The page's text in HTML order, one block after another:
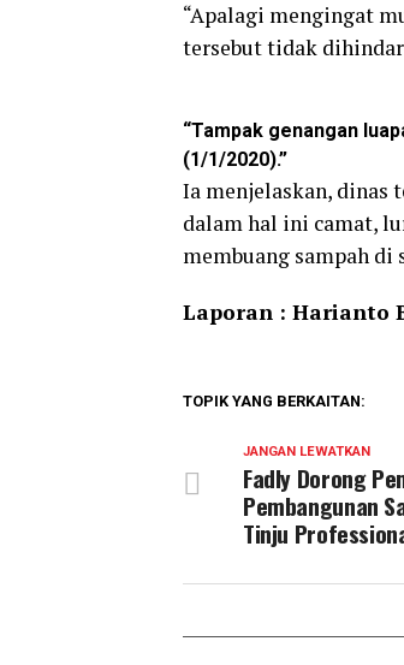
“Apalagi mengingat
tersebut tidak
“Tampak genangan
(1/1/2020).”
Ia menjelaskan, dinas
dalam hal ini camat,
membuang sampah di
Laporan : Harianto
TOPIK YANG BERKAITAN:
JANGAN LEWATKAN
Fadly Dorong
Pembangunan
Tinju